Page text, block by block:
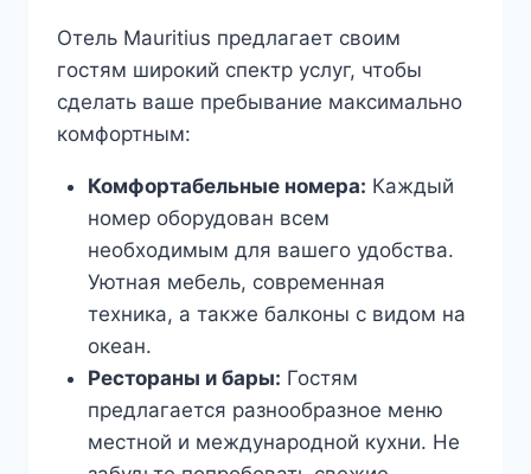
Отель Mauritius предлагает своим
гостям широкий спектр услуг, чтобы
сделать ваше пребывание максимально
комфортным:
Комфортабельные номера: Каждый
номер оборудован всем
необходимым для вашего удобства.
Уютная мебель, современная
техника, а также балконы с видом на
океан.
Рестораны и бары: Гостям
предлагается разнообразное меню
местной и международной кухни. Не